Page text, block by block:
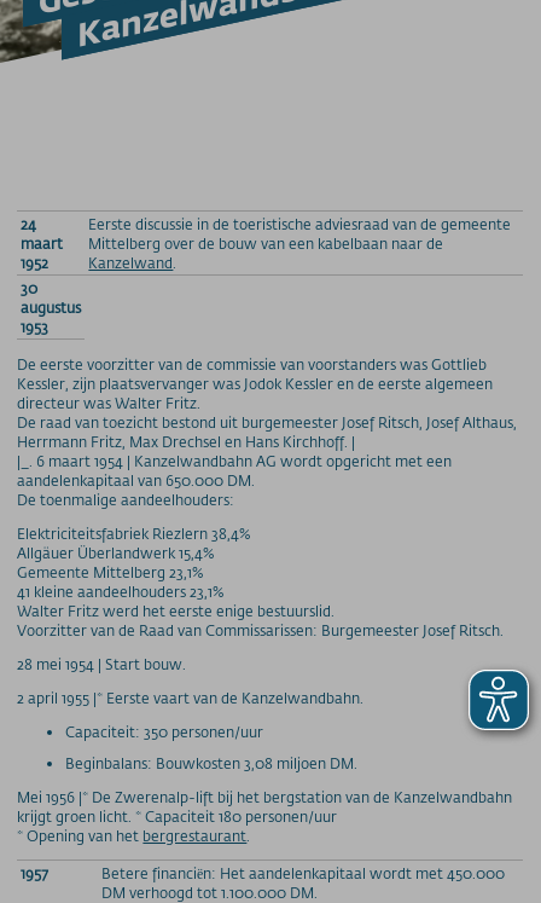
Bergbahn Unlimited
Downloads
Newsletter
Videos
Webcams
PREISINFORMATIONEN
Preise - Nebelhornbahn
Preise - Fellhorn/Kanzelwand
Preise - Söllereckbahn
Preise - Walmendingerhornbahn
Preise - Heuberg
Preise - Ifenbahn
Saisonkarte
Jahreskarte Allgäu 365+
Gipfel(S)pass Mehrtageskarten
GUT-Ticket Mehrtageskarten
Parkplatzpreise
UNTERNEHMEN
MyMountainNature
24
maart
1952
Eerste discussie in de toeristische adviesraad van de gemeente
Mittelberg over de bouw van een kabelbaan naar de
Kanzelwand
30
augustus
1953
De eerste voorzitter van de commissie van voorstanders was Gottlieb
Kessler, zijn plaatsvervanger was Jodok Kessler en de eerste algemeen
directeur was Walter Fritz.
De raad van toezicht bestond uit burgemeester Josef Ritsch, Josef Althaus,
Herrmann Fritz, Max Drechsel en Hans Kirchhoff. |
|_. 6 maart 1954 | Kanzelwandbahn AG wordt opgericht met een
aandelenkapitaal van 650.000 DM.
De toenmalige aandeelhouders:
Elektriciteitsfabriek Riezlern 38,4%
Allgäuer Überlandwerk 15,4%
Gemeente Mittelberg 23,1%
41 kleine aandeelhouders 23,1%
Walter Fritz werd het eerste enige bestuurslid.
Voorzitter van de Raad van Commissarissen: Burgemeester Josef Ritsch.
28 mei 1954 | Start bouw.
2 april 1955 |* Eerste vaart van de Kanzelwandbahn.
Capaciteit: 350 personen/uur
Beginbalans: Bouwkosten 3,08 miljoen DM.
Mei 1956 |* De Zwerenalp-lift bij het bergstation van de Kanzelwandbahn
krijgt groen licht. * Capaciteit 180 personen/uur
* Opening van het bergrestaurant
1957
Betere financiën: Het aandelenkapitaal wordt met 450.000
DM verhoogd tot 1.100.000 DM.